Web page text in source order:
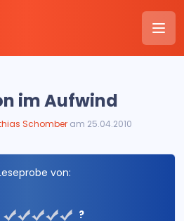
im Aufwind
Schomber am 25.04.2010
von:
?